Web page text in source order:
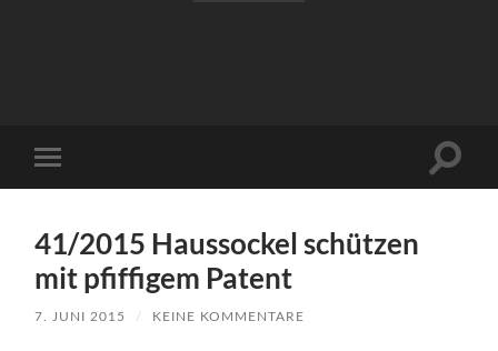
Menü
41/2015 Haussockel schützen
mit pfiffigem Patent
7. JUNI 2015 / KEINE KOMMENTARE